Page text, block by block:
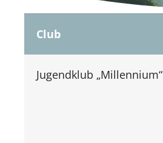
Club
Jugendklub „Millennium“